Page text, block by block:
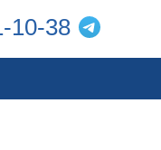
10-38